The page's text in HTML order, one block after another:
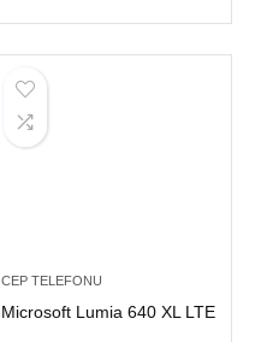
CEP TELEFONU
Microsoft Lumia 640 XL LTE